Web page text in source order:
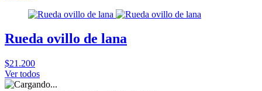
Rueda ovillo de lana
$21.200
Ver todos